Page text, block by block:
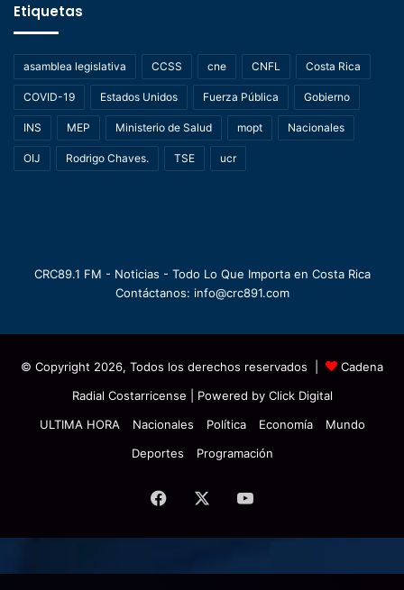
Etiquetas
asamblea legislativa CCSS cne CNFL Costa Rica
COVID-19 Estados Unidos Fuerza Pública Gobierno
INS MEP Ministerio de Salud mopt Nacionales
OIJ Rodrigo Chaves. TSE ucr
CRC89.1 FM - Noticias - Todo Lo Que Importa en Costa Rica
Contáctanos: info@crc891.com
© Copyright 2026, Todos los derechos reservados |
Cadena
Radial Costarricense | Powered by Click Digital
ULTIMA HORA
Nacionales Política Economía
Mundo
Deportes
Programación
Facebook YouTube